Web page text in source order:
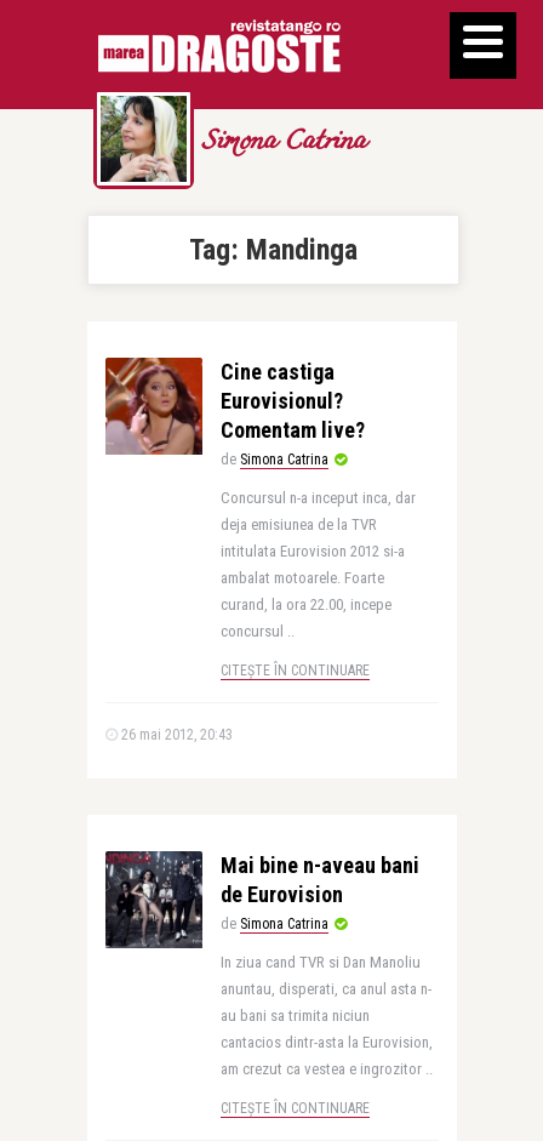
Simona Catrina
Tag: Mandinga
Cine castiga
Eurovisionul?
Comentam live?
de Simona Catrina
Concursul n-a inceput inca, dar
deja emisiunea de la TVR
intitulata Eurovision 2012 si-a
ambalat motoarele. Foarte
curand, la ora 22.00, incepe
concursul ..
CITEȘTE ÎN CONTINUARE
26 mai 2012, 20:43
Mai bine n-aveau bani
de Eurovision
de Simona Catrina
In ziua cand TVR si Dan Manoliu
anuntau, disperati, ca anul asta n-
au bani sa trimita niciun
cantacios dintr-asta la Eurovision,
am crezut ca vestea e ingrozitor ..
CITEȘTE ÎN CONTINUARE